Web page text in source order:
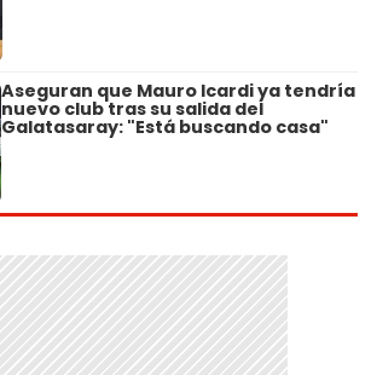
Aseguran que Mauro Icardi ya tendría
nuevo club tras su salida del
Galatasaray: "Está buscando casa"